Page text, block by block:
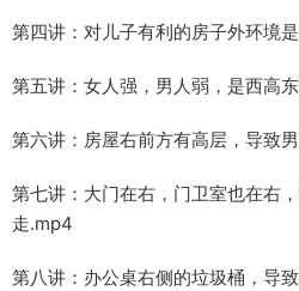
第四讲：对儿子有利的房子外环境
第五讲：女人强，男人弱，是西高
第六讲：房屋右前方有高层，导致
第七讲：大门在右，门卫室也在右
走.mp4
第八讲：办公桌右侧的垃圾桶，导